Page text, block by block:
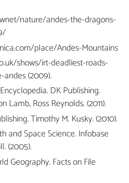
nature/andes-the-dragons-
place/Andes-Mountains
shows/irt-deadliest-roads-
(2009).
DK Publishing.
Lamb, Ross Reynolds. (2011).
Timothy M. Kusky. (2010).
and Space Science. Infobase
(2005).
Geography. Facts on File